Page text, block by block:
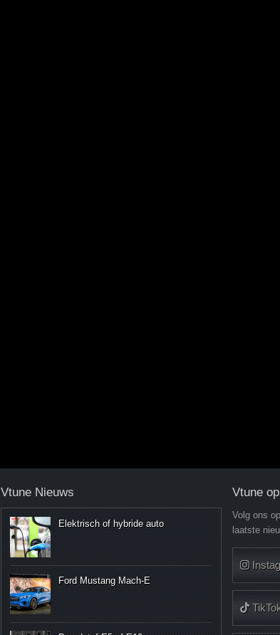
Vtune Nieuws
Elektrisch of hybride auto
Ford Mustang Mach-E
Vtune
Volg ons
laatste